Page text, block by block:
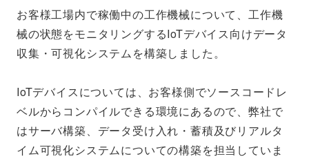
Web
お客様工場内で稼働中の工作機械について、工作機
械の状態をモニタリングするIoTデバイス向けデータ
収集・可視化システムを構築しました。
IoTデバイスについては、お客様側でソースコードレ
ベルからコンパイルできる環境にあるので、弊社で
はサーバ構築、データ受け入れ・蓄積及びリアルタ
イム可視化システムについての構築を担当していま